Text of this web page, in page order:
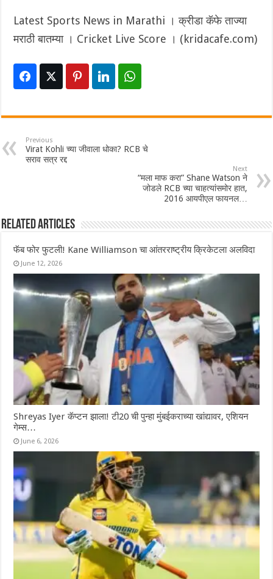
Latest Sports News in Marathi । क्रीडा कॅफे ताज्या
मराठी बातम्या । Cricket Live Score । (kridacafe.com)
Previous
Virat Kohli च्या जीवाला धोका? RCB चे
सराव सत्र रद्द
Next
“मला माफ करा” Shane Watson ने
जोडले RCB च्या चाहत्यांसमोर हात,
2016 आयपीएल फायनल…
Related Articles
फॅब फोर फुटली! Kane Williamson चा आंतरराष्ट्रीय क्रिकेटला अलविदा
June 12, 2026
Shreyas Iyer कॅप्टन झाला! टी20 ची पुन्हा मुंबईकराच्या खांद्यावर, एशियन
गेम्स…
June 6, 2026